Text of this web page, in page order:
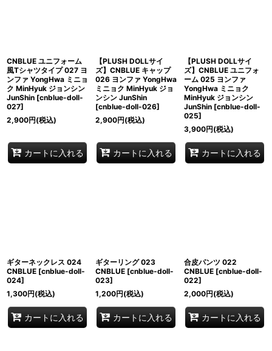
CNBLUE ユニフォーム
風Tシャツタイプ 027 ヨ
ンファ YongHwa ミニョ
ク MinHyuk ジョンシン
JunShin [cnblue-doll-
027]
2,900円(税込)
カートに入れる
【PLUSH DOLLサイ
ズ】CNBLUE キャップ
026 ヨンファ YongHwa
ミニョク MinHyuk ジョ
ンシン JunShin
[cnblue-doll-026]
2,900円(税込)
カートに入れる
【PLUSH DOLLサイ
ズ】CNBLUE ユニフォ
ーム 025 ヨンファ
YongHwa ミニョク
MinHyuk ジョンシン
JunShin [cnblue-doll-
025]
3,900円(税込)
カートに入れる
ギターネックレス 024
CNBLUE [cnblue-doll-
024]
1,300円(税込)
カートに入れる
ギターリング 023
CNBLUE [cnblue-doll-
023]
1,200円(税込)
カートに入れる
合皮パンツ 022
CNBLUE [cnblue-doll-
022]
2,000円(税込)
カートに入れる